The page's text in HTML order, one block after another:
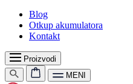
Blog
Otkup akumulatora
Kontakt
Proizvodi
MENI